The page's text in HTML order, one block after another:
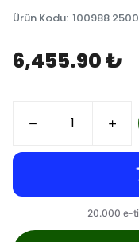
Ürün Kodu: 100988 2500
6,455.90 ₺